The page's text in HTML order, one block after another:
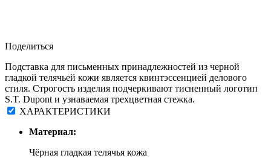
Поделиться
Подставка для письменных принадлежностей из черной
гладкой телячьей кожи является квинтэссенцией делового
стиля. Строгость изделия подчеркивают тисненный логотип
S.T. Dupont и узнаваемая трехцветная стежка.
ХАРАКТЕРИСТИКИ
Материал:
Чёрная гладкая телячья кожа